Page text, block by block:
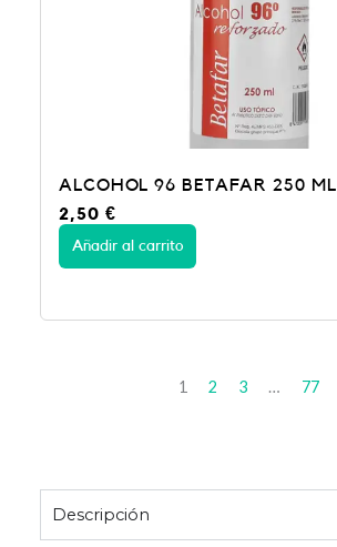
ALCOHOL 96 BETAFAR 250 ML
2,50 €
Añadir al carrito
1 2 3 … 77
Descripción